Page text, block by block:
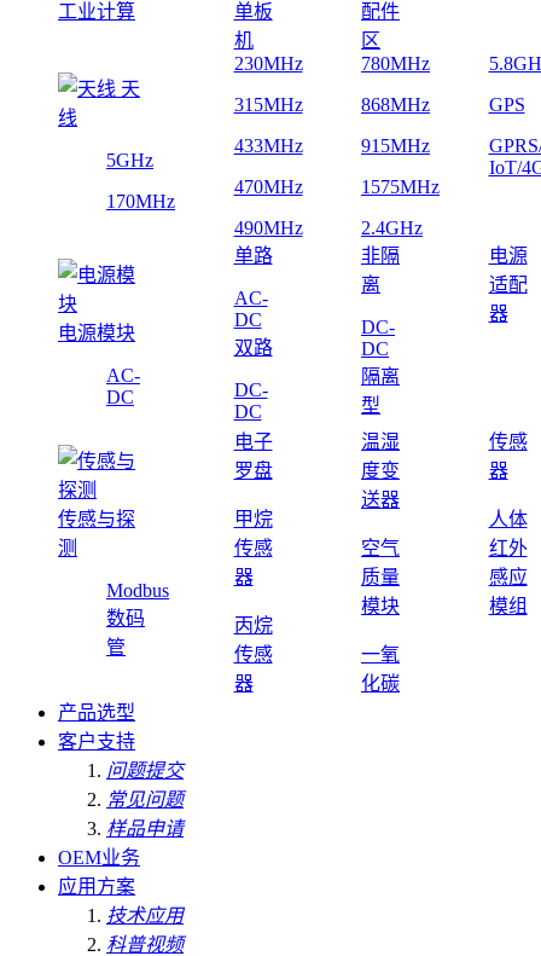
工业计算
单板
机
配件
区
天
线
5GHz
170MHz
230MHz
315MHz
433MHz
470MHz
490MHz
780MHz
868MHz
915MHz
1575MHz
2.4GHz
GPS
IoT/
电源模块
AC-
DC
单路
AC-
DC
双路
DC-
DC
非隔
离
DC-
DC
隔离
型
电源
适配
器
传感与探
测
Modbus
数码
管
电子
罗盘
甲烷
传感
器
丙烷
传感
器
温湿
度变
送器
空气
质量
模块
一氧
化碳
传感
器
人体
红外
感应
模组
产品选型
客户支持
问题提交
常见问题
样品申请
OEM业务
应用方案
技术应用
科普视频